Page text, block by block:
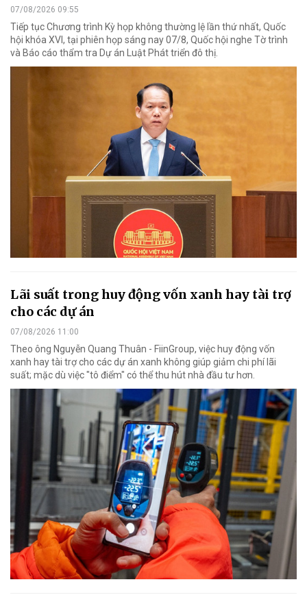
07/08/2026 09:55
Tiếp tục Chương trình Kỳ họp không thường lệ lần thứ nhất, Quốc
hội khóa XVI, tại phiên họp sáng nay 07/8, Quốc hội nghe Tờ trình
và Báo cáo thẩm tra Dự án Luật Phát triển đô thị.
Lãi suất trong huy động vốn xanh hay tài trợ
cho các dự án
07/08/2026 11:00
Theo ông Nguyễn Quang Thuân - FiinGroup, việc huy động vốn
xanh hay tài trợ cho các dự án xanh không giúp giảm chi phí lãi
suất; mặc dù việc "tô điểm" có thể thu hút nhà đầu tư hơn.